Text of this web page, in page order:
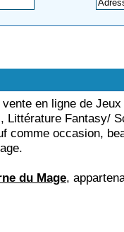
en ligne de
Littérature Fantasy/
comme occasion,
du Mage,